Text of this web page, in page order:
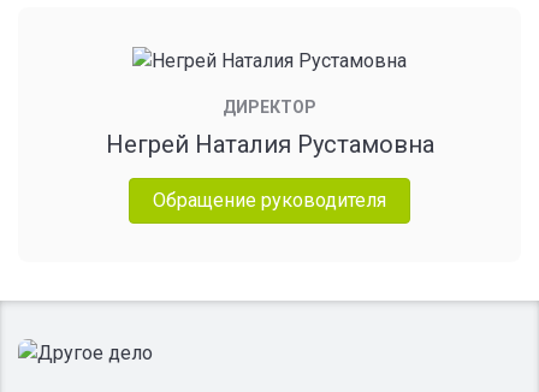
ДИРЕКТОР
Негрей Наталия Рустамовна
Обращение руководителя